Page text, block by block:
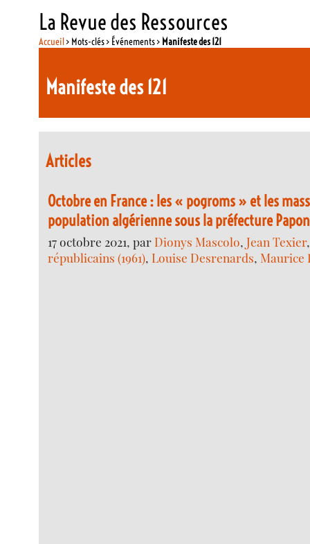
La Revue des Ressources
Accueil> Mots-clés > Événements > Manifeste des 121
Manifeste des 121
Articles
Octobre en France : les « pogroms » et les
population algérienne sous la préfecture
17 octobre 2021, parDionys Mascolo,Jean Texier
républicains (1961),Louise Desrenards,Maurice